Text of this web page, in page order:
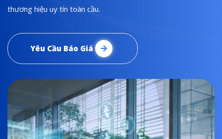
thương hiệu uy tín toàn cầu.
Yêu Cầu Báo Giá